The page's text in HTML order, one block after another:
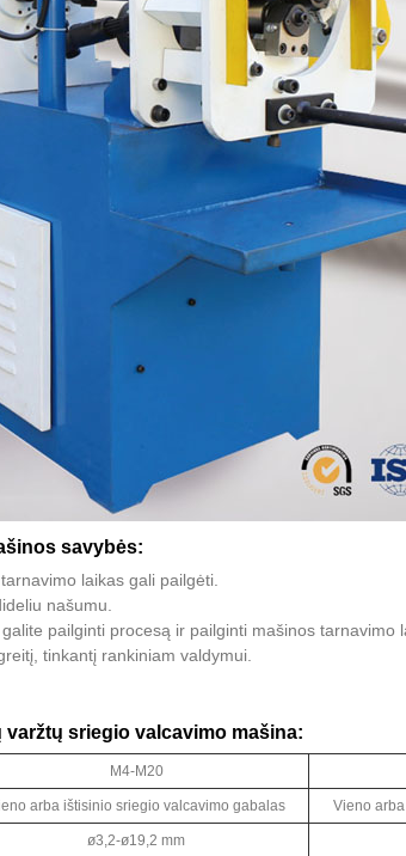
savybės:
laikas gali pailgėti.
našumu.
pailginti procesą ir pailginti mašinos tarnavimo
tinkantį rankiniam valdymui.
sriegio valcavimo mašina:
M4-M20
arba ištisinio sriegio valcavimo gabalas Vieno
ø3,2-ø19,2 mm